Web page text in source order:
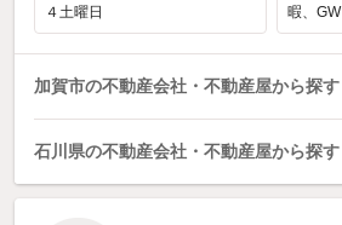
４土曜日
暇、GW
加賀市の不動産会社・不動産屋から探す
石川県の不動産会社・不動産屋から探す